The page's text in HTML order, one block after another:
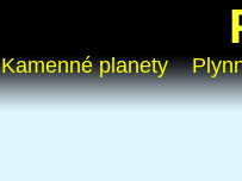
Kamenné planety